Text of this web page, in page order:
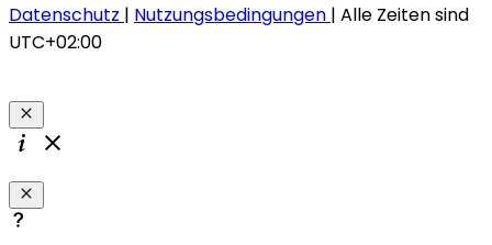
Datenschutz | Nutzungsbedingungen | Alle Zeiten sind
UTC+02:00